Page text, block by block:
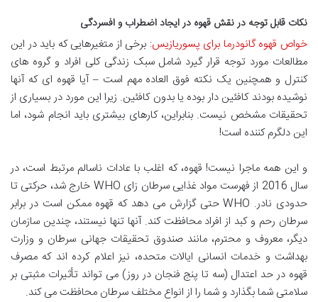
نکات قابل توجه در نقش قهوه در ایجاد اضطراب و افسردگی
خواص قهوه گانودرما برای پسوریازیس: برخی از متغیرهایی که باید در این
مطالعات مورد توجه قرار گیرد شامل سبک زندگی کلی افراد و گروه های
کنترل و همچنین یک نکته فوق العاده مهم است – آیا قهوه ای که آنها
نوشیده بودند کافئین دار بوده یا بدون کافئین. زیرا این مورد در بسیاری از
تحقیقات مشخص نیست. بنابراین، کارهای بیشتری باید انجام شود، اما
این دلگرم کننده است!
و این همه ماجرا نیست! قهوه، که اغلب با عادات ناسالم مرتبط است، در
سال 2016 از فهرست مواد غذایی سرطان زای WHO خارج شد، حرکتی تا
حدودی نادر. WHO حتی گزارش می دهد که قهوه ممکن است در برابر
سرطان رحم و کبد از افراد محافظت کند. آنها تنها نیستند، چندین سازمان
دیگر، معروف و محترم، مانند صندوق تحقیقات جهانی سرطان و وزارت
بهداشت و خدمات انسانی ایالات متحده، نیز اعلام کرده اند که مصرف
قهوه در حد اعتدال (سه تا پنج فنجان در روز) می تواند تأثیرات مثبتی بر
سلامتی شما بگذارد و شما را از انواع مختلف سرطان محافظت می کند.